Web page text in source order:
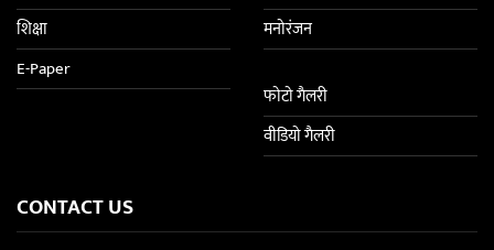
शिक्षा
E-Paper
मनोरंजन
फोटो गैलरी
वीडियो गैलरी
CONTACT US